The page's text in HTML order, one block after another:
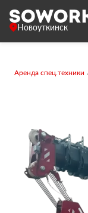
Новоуткинск
Аренда спец.техники